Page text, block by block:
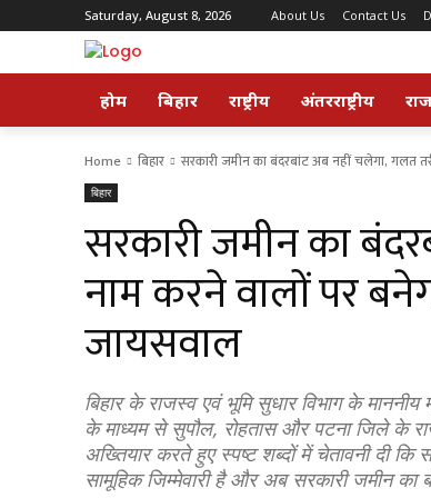
Saturday, August 8, 2026 About Us Contact Us
होम बिहार राष्ट्रीय अंतरराष्ट्रीय
Home बिहार सरकारी जमीन का बंदरबांट अब नहीं चलेगा, गलत
बिहार
सरकारी जमीन का
नाम करने वालों पर
जायसवाल
बिहार के राजस्व एवं भूमि सुधार विभाग के
के माध्यम से सुपौल, रोहतास और पटना जिले के
अख्तियार करते हुए स्पष्ट शब्दों में चेतावनी दी
सामूहिक जिम्मेवारी है और अब सरकारी जमीन का